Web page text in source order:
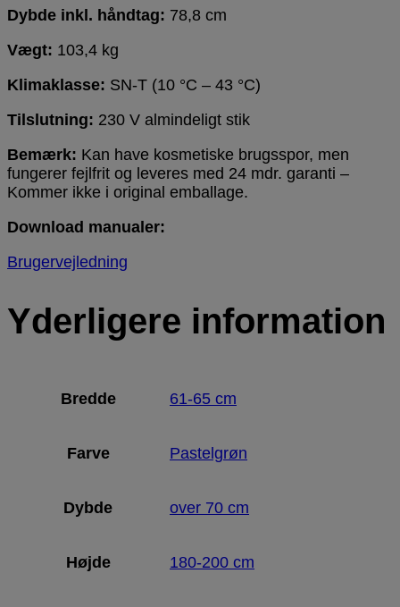
Dybde inkl. håndtag: 78,8 cm
Vægt: 103,4 kg
Klimaklasse: SN-T (10 °C – 43 °C)
Tilslutning: 230 V almindeligt stik
Bemærk: Kan have kosmetiske brugsspor, men
fungerer fejlfrit og leveres med 24 mdr. garanti –
Kommer ikke i original emballage.
Download manualer:
Brugervejledning
Yderligere information
Bredde 61-65 cm
Farve Pastelgrøn
Dybde over 70 cm
Højde 180-200 cm